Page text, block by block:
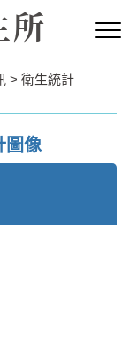
所
> 衛生統計
圖像